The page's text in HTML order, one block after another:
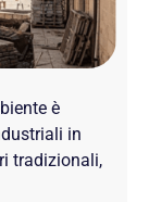
è
in
tradizionali,